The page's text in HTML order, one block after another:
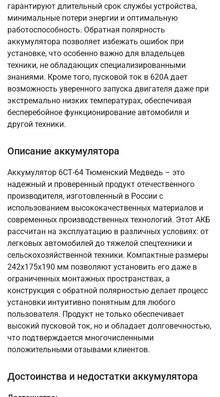
гарантируют длительный срок службы устройства,
минимальные потери энергии и оптимальную
работоспособность. Обратная полярность
аккумулятора позволяет избежать ошибок при
установке, что особенно важно для владельцев
техники, не обладающих специализированными
знаниями. Кроме того, пусковой ток в 620А дает
возможность уверенного запуска двигателя даже при
экстремально низких температурах, обеспечивая
бесперебойное функционирование автомобиля и
другой техники.
Описание аккумулятора
Аккумулятор 6СТ-64 Тюменский Медведь – это
надежный и проверенный продукт отечественного
производителя, изготовленный в России с
использованием высококачественных материалов и
современных производственных технологий. Этот АКБ
рассчитан на эксплуатацию в различных условиях: от
легковых автомобилей до тяжелой спецтехники и
сельскохозяйственной техники. Компактные размеры
242x175x190 мм позволяют установить его даже в
ограниченных монтажных пространствах, а
конструкция с обратной полярностью делает процесс
установки интуитивно понятным для любого
пользователя. Продукт не только обеспечивает
высокий пусковой ток, но и обладает долговечностью,
что подтверждается многочисленными
положительными отзывами клиентов.
Достоинства и недостатки аккумулятора